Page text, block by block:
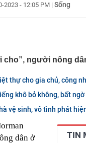
Cất tiền trong két sắt,
Từ 20h00 hôm nay,
Cổ phiếu Hóa chất Đức
BIDV chốt ngày chia
Thợ mộc lâu năm chỉ ra
Điện Máy Xanh chính
mặt 5.000 tỷ đồng ngay
2023 - 12:05 PM | Sống
cho”, người nông
thự cho gia chủ, công
khô bỏ không, bất
vệ sinh, vô tình phát
TIN
dân ở